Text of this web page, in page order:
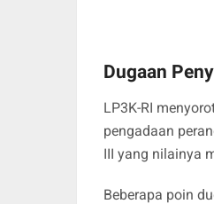
Dugaan
LP3K-RI
pengadaan
III yang nilainya
Beberapa poin